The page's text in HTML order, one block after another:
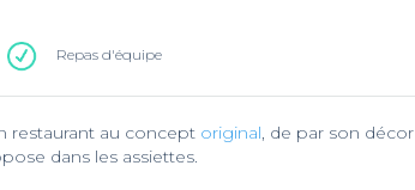
Repas d'équipe
restaurant au concept original, de par son décor
dans les assiettes.